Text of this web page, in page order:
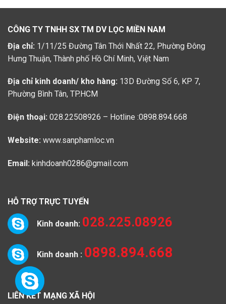
CÔNG TY TNHH SX TM DV LỌC MIỀN NAM
Địa chỉ: 1/11/25 Đường Tân Thới Nhất 22, Phường Đông
Hưng Thuận, Thành phố Hồ Chí Minh, Việt Nam
Địa chỉ kinh doanh/ kho hàng: 13D Đường Số 6, KP 7,
Phường Bình Tân, TP.HCM
Điện thoại: 028.22508926 – Hotline :0898.894.668
Website: www.sanphamloc.vn
Email: kinhdoanh0286@gmail.com
HỖ TRỢ TRỰC TUYẾN
Kinh doanh: 028.225.08926
Kinh doanh : 0898.894.668
LIÊN KẾT MẠNG XÃ HỘI